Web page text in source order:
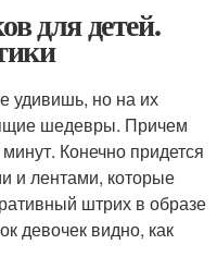
для детей.
удивишь, но на их
шедевры. Причем
Конечно придется
и лентами, которые
штрих в образе
девочек видно, как